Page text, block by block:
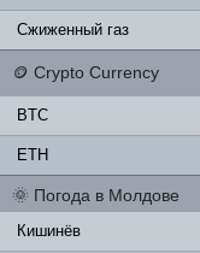
Сжиженный газ
🪙 Crypto Currency
BTC
ETH
🌞 Погода в Молдове
Кишинёв